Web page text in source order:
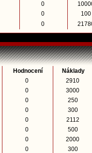
0
0
100
0
Hodnocení
Náklady
0
2910
0
3000
0
250
0
300
0
2112
0
500
0
2000
0
300